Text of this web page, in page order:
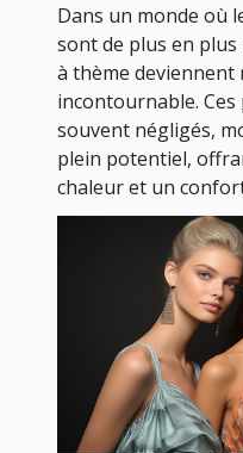
Dans un monde où
sont de plus en plus
à thème deviennent
incontournable. Ces
souvent négligés,
plein potentiel,
chaleur et un